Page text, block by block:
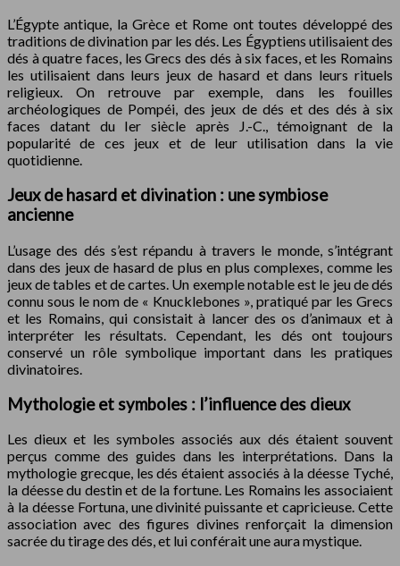
L’Égypte antique, la Grèce et Rome ont toutes développé des
traditions de divination par les dés. Les Égyptiens utilisaient des
dés à quatre faces, les Grecs des dés à six faces, et les Romains
les utilisaient dans leurs jeux de hasard et dans leurs rituels
religieux. On retrouve par exemple, dans les fouilles
archéologiques de Pompéi, des jeux de dés et des dés à six
faces datant du Ier siècle après J.-C., témoignant de la
popularité de ces jeux et de leur utilisation dans la vie
quotidienne.
Jeux de hasard et divination : une symbiose
ancienne
L’usage des dés s’est répandu à travers le monde, s’intégrant
dans des jeux de hasard de plus en plus complexes, comme les
jeux de tables et de cartes. Un exemple notable est le jeu de dés
connu sous le nom de « Knucklebones », pratiqué par les Grecs
et les Romains, qui consistait à lancer des os d’animaux et à
interpréter les résultats. Cependant, les dés ont toujours
conservé un rôle symbolique important dans les pratiques
divinatoires.
Mythologie et symboles : l’influence des dieux
Les dieux et les symboles associés aux dés étaient souvent
perçus comme des guides dans les interprétations. Dans la
mythologie grecque, les dés étaient associés à la déesse Tyché,
la déesse du destin et de la fortune. Les Romains les associaient
à la déesse Fortuna, une divinité puissante et capricieuse. Cette
association avec des figures divines renforçait la dimension
sacrée du tirage des dés, et lui conférait une aura mystique.